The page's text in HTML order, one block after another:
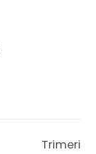
Trimeri